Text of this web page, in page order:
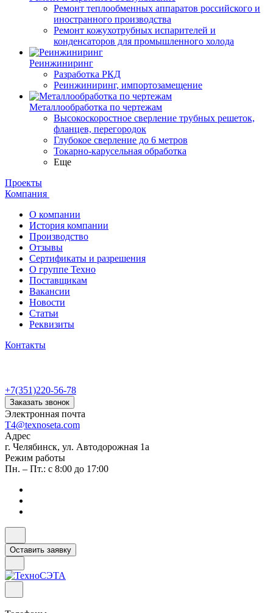
Ремонт теплообменных аппаратов российского и
иностранного производства
Ремонт кожухотрубных испарителей и
конденсаторов для промышленного холода
Реинжиниринг
Разработка РКД
Реинжиниринг, импортозамещение
Металлообработка по чертежам
Высокоскоростное сверление трубных решеток,
фланцев, перегородок
Глубокое сверление до 6 метров
Токарно-карусельная обработка
Еще
Проекты
Компания
О компании
История компании
Производство
Отзывы
Сертификаты и разрешения
О группе Техно
Поставщикам
Вакансии
Новости
Статьи
Реквизиты
Контакты
+7(351)220-56-78
Заказать звонок
Электронная почта
T4@texnoseta.com
Адрес
г. Челябинск, ул. Автодорожная 1а
Режим работы
Пн. – Пт.: с 8:00 до 17:00
Оставить заявку